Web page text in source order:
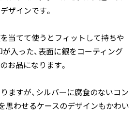
ザインです。
当てて使うとフィットして持ちや
入った、表面に銀をコーティング
お品になります。
ますが、シルバーに腐食のないコン
思わせるケースのデザインもかわい